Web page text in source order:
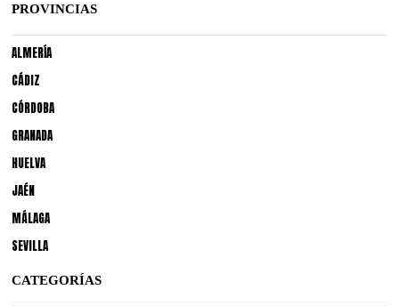
PROVINCIAS
ALMERÍA
CÁDIZ
CÓRDOBA
GRANADA
HUELVA
JAÉN
MÁLAGA
SEVILLA
CATEGORÍAS